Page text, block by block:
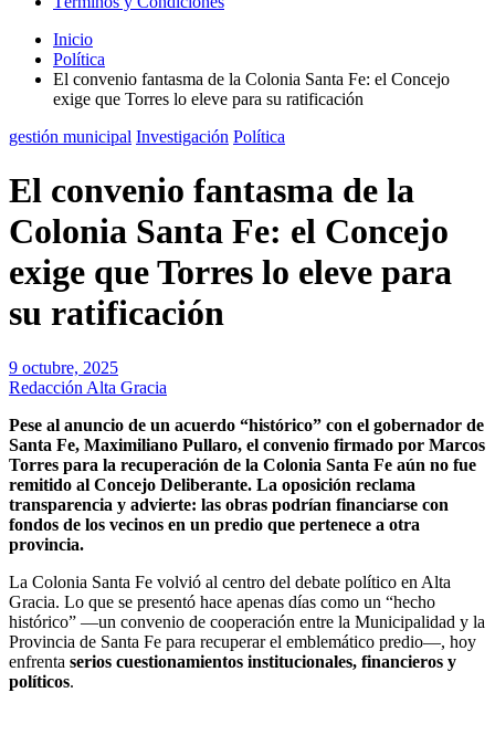
Inicio
Política
El convenio fantasma de la Colonia Santa Fe: el Concejo
exige que Torres lo eleve para su ratificación
gestión municipal Investigación Política
El convenio fantasma de la
Colonia Santa Fe: el Concejo
exige que Torres lo eleve para
su ratificación
9 octubre, 2025
Redacción Alta Gracia
Pese al anuncio de un acuerdo “histórico” con el gobernador de
Santa Fe, Maximiliano Pullaro, el convenio firmado por Marcos
Torres para la recuperación de la Colonia Santa Fe aún no fue
remitido al Concejo Deliberante. La oposición reclama
transparencia y advierte: las obras podrían financiarse con
fondos de los vecinos en un predio que pertenece a otra
provincia.
La Colonia Santa Fe volvió al centro del debate político en Alta
Gracia. Lo que se presentó hace apenas días como un “hecho
histórico” —un convenio de cooperación entre la Municipalidad y la
Provincia de Santa Fe para recuperar el emblemático predio—, hoy
enfrenta serios cuestionamientos institucionales, financieros y
políticos.